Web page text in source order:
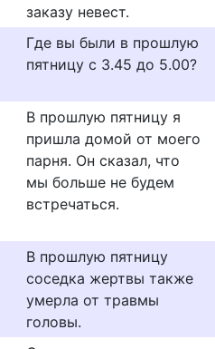
заказу невест.
Где вы были в прошлую
пятницу с 3.45 до 5.00?
В прошлую пятницу я
пришла домой от моего
парня. Он сказал, что
мы больше не будем
встречаться.
В прошлую пятницу
соседка жертвы также
умерла от травмы
головы.